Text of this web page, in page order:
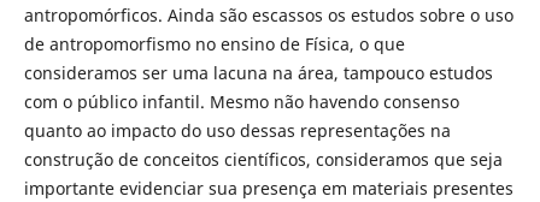
antropomórficos. Ainda são escassos os estudos sobre o uso
de antropomorfismo no ensino de Física, o que
consideramos ser uma lacuna na área, tampouco estudos
com o público infantil. Mesmo não havendo consenso
quanto ao impacto do uso dessas representações na
construção de conceitos científicos, consideramos que seja
importante evidenciar sua presença em materiais presentes